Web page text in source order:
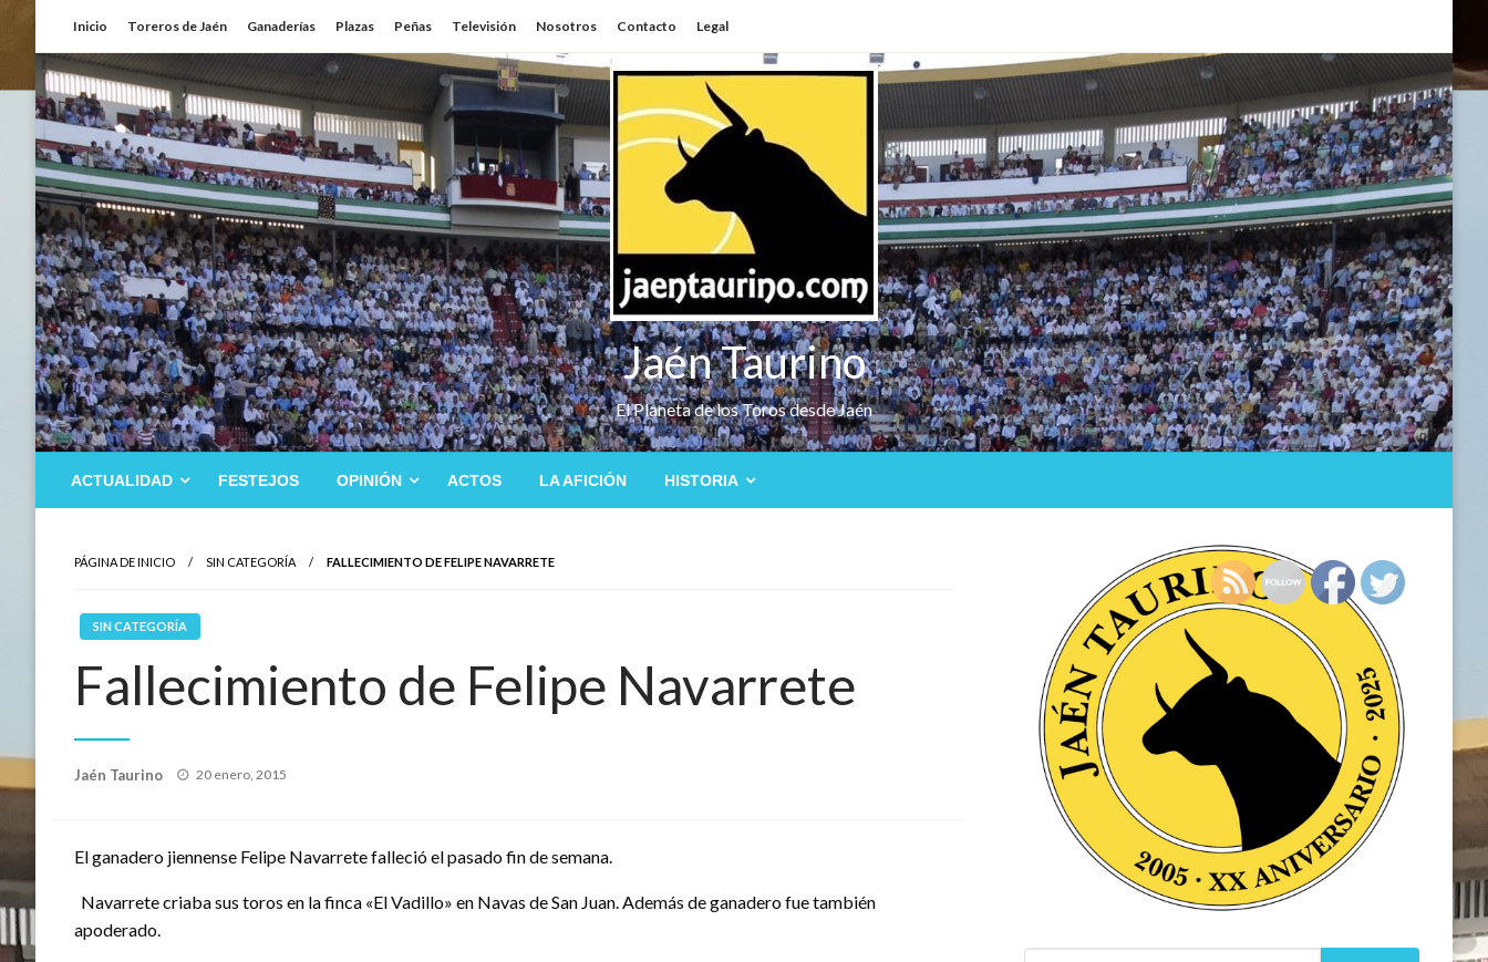
contenido
Inicio Toreros de Jaén Ganaderías Plazas Peñas Televisión Nosotros Contacto Legal
Jaén Taurino
El Planeta de los Toros desde Jaén
ACTUALIDAD FESTEJOS OPINIÓN ACTOS LA AFICIÓN HISTORIA
PÁGINA DE INICIO SIN CATEGORÍA FALLECIMIENTO DE FELIPE NAVARRETE
SIN CATEGORÍA
Fallecimiento de Felipe Navarrete
Jaén Taurino
Publicado
20 enero, 2015
El ganadero jiennense Felipe Navarrete falleció el pasado fin de semana.
Navarrete criaba sus toros en la finca «El Vadillo» en Navas de San Juan. Además de ganadero fue también
apoderado.